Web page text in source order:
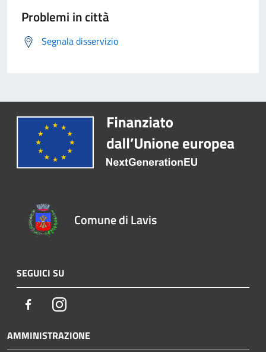
Problemi in città
Segnala disservizio
Comune di Lavis
SEGUICI SU
FacebookInstagram
AMMINISTRAZIONE